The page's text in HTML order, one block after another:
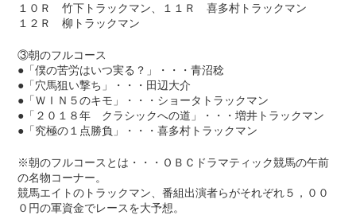
１０Ｒ 竹下トラックマン、１１Ｒ 喜多村トラックマン
１２Ｒ 柳トラックマン
③朝のフルコース
●「僕の苦労はいつ実る？」・・・青沼稔
●「穴馬狙い撃ち」・・・田辺大介
●「ＷＩＮ５のキモ」・・・ショータトラックマン
●「２０１８年 クラシックへの道」・・・増井トラックマン
●「究極の１点勝負」・・・喜多村トラックマン
※朝のフルコースとは・・・ＯＢＣドラマティック競馬の午前
の名物コーナー。
競馬エイトのトラックマン、番組出演者らがそれぞれ５，００
０円の軍資金でレースを大予想。